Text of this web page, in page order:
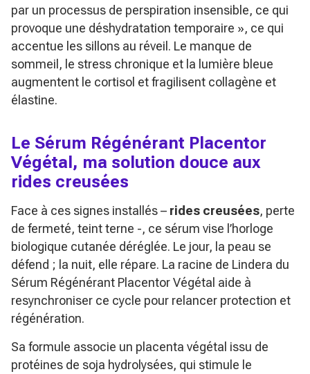
par un processus de perspiration insensible, ce qui
provoque une déshydratation temporaire », ce qui
accentue les sillons au réveil. Le manque de
sommeil, le stress chronique et la lumière bleue
augmentent le cortisol et fragilisent collagène et
élastine.
Le Sérum Régénérant Placentor
Végétal, ma solution douce aux
rides creusées
Face à ces signes installés – rides creusées, perte
de fermeté, teint terne -, ce sérum vise l’horloge
biologique cutanée déréglée. Le jour, la peau se
défend ; la nuit, elle répare. La racine de Lindera du
Sérum Régénérant Placentor Végétal aide à
resynchroniser ce cycle pour relancer protection et
régénération.
Sa formule associe un placenta végétal issu de
protéines de soja hydrolysées, qui stimule le